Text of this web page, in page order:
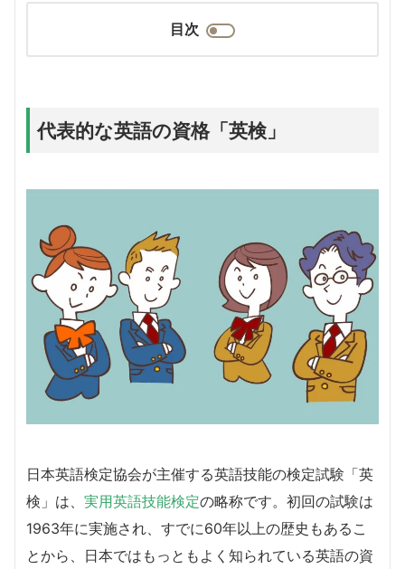
目次
代表的な英語の資格「英検」
日本英語検定協会が主催する英語技能の検定試験「英
検」は、 実用英語技能検定の略称です。初回の試験は
1963年に実施され、すでに60年以上の歴史もあるこ
とから、日本ではもっともよく知られている英語の資